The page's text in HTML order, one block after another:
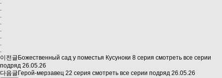
.
.
.
.
.
.
.
.
이전글 Божественный сад у поместья Кусуноки 8 серия смотреть все серии
подряд 26.05.26
다음글 Герой-мерзавец 22 серия смотреть все серии подряд 26.05.26